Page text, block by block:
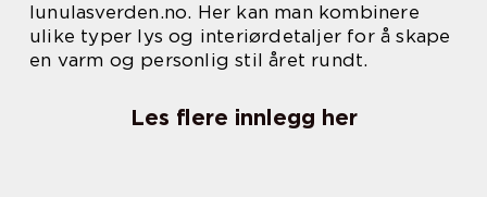
lunulasverden.no. Her kan man kombinere
ulike typer lys og interiørdetaljer for å skape
en varm og personlig stil året rundt.
Les flere innlegg her